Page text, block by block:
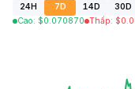
24H 7D 14D 30D
Cao: $0.070870 Thấp: $